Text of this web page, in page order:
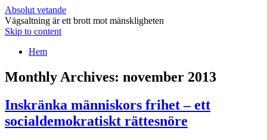
Absolut vetande
Vägsaltning är ett brott mot mänskligheten
Skip to content
Hem
Monthly Archives: november 2013
Inskränka människors frihet – ett
socialdemokratiskt rättesnöre